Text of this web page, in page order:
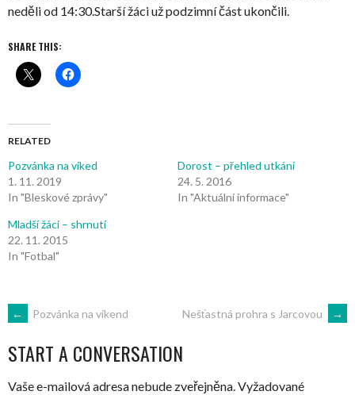
neděli od 14:30.Starší žáci už podzimní část ukončili.
SHARE THIS:
RELATED
Pozvánka na víked
1. 11. 2019
In "Bleskové zprávy"
Dorost – přehled utkání
24. 5. 2016
In "Aktuální informace"
Mladší žáci – shrnutí
22. 11. 2015
In "Fotbal"
POST
NAVIGATION
← Pozvánka na víkend Nešťastná prohra s Jarcovou →
START A CONVERSATION
Vaše e-mailová adresa nebude zveřejněna.Vyžadované